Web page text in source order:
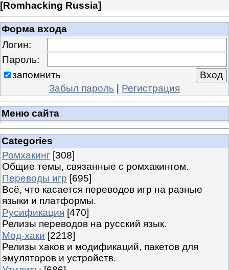
[Romhacking Russia]
Форма входа
Логин:
Пароль:
запомнить
Забыл пароль | Регистрация
Меню сайта
Categories
Ромхакинг [308]
Общие темы, связанные с ромхакингом.
Переводы игр [695]
Всё, что касается переводов игр на разные
языки и платформы.
Русификация [470]
Релизы переводов на русский язык.
Мод-хаки [2218]
Релизы хаков и модификаций, пакетов для
эмуляторов и устройств.